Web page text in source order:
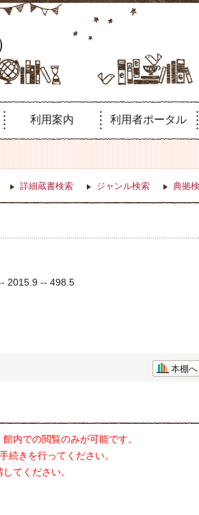
利用案内 利用者ポータル
詳細蔵書検索 ジャンル検索 典拠
2015.9 -- 498.5
本棚へ
内での閲覧のみが可能です。
きを行ってください。
てください。